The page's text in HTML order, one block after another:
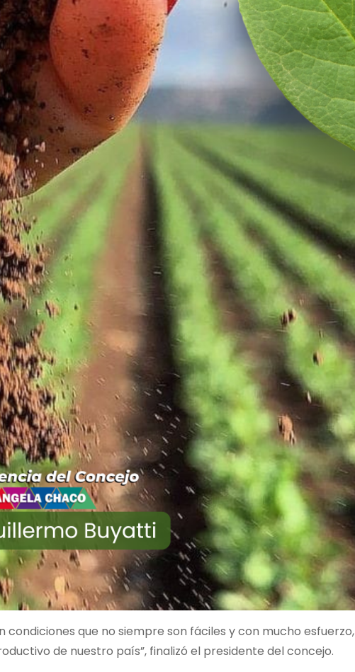
condiciones que no siempre son fáciles y con mucho esfuerzo,
de nuestro país”, finalizó el presidente del concejo.